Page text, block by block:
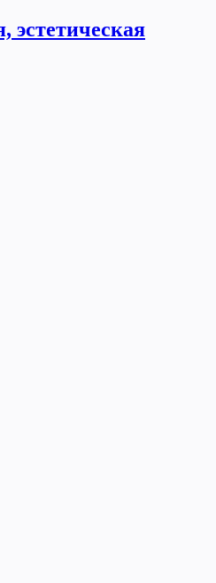
эстетическая